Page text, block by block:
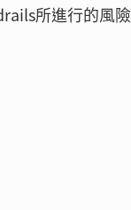
所進行的風險